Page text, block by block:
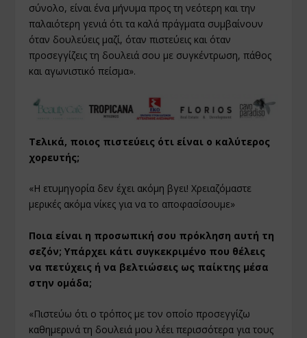
σύνολο, είναι ένα μήνυμα προς τη νεότερη και την
παλαιότερη γενιά ότι τα καλά πράγματα συμβαίνουν
όταν δουλεύεις μαζί, όταν πιστεύεις και όταν
προσεγγίζεις τη δουλειά σου με συγκέντρωση, πάθος
και αγωνιστικό πείσμα».
Τελικά, ποιος πιστεύεις ότι είναι ο καλύτερος
χορευτής;
«Η ετυμηγορία δεν έχει ακόμη βγει! Χρειαζόμαστε
μερικές ακόμα νίκες για να το αποφασίσουμε»
Ποια είναι η προσωπική σου πρόκληση αυτή τη
σεζόν; Υπάρχει κάτι συγκεκριμένο που θέλεις
να πετύχεις ή να βελτιώσεις ως παίκτης μέσα
στην ομάδα;
«Πιστεύω ότι ο τρόπος με τον οποίο προσεγγίζω
καθημερινά τη δουλειά μου λέει περισσότερα για τους